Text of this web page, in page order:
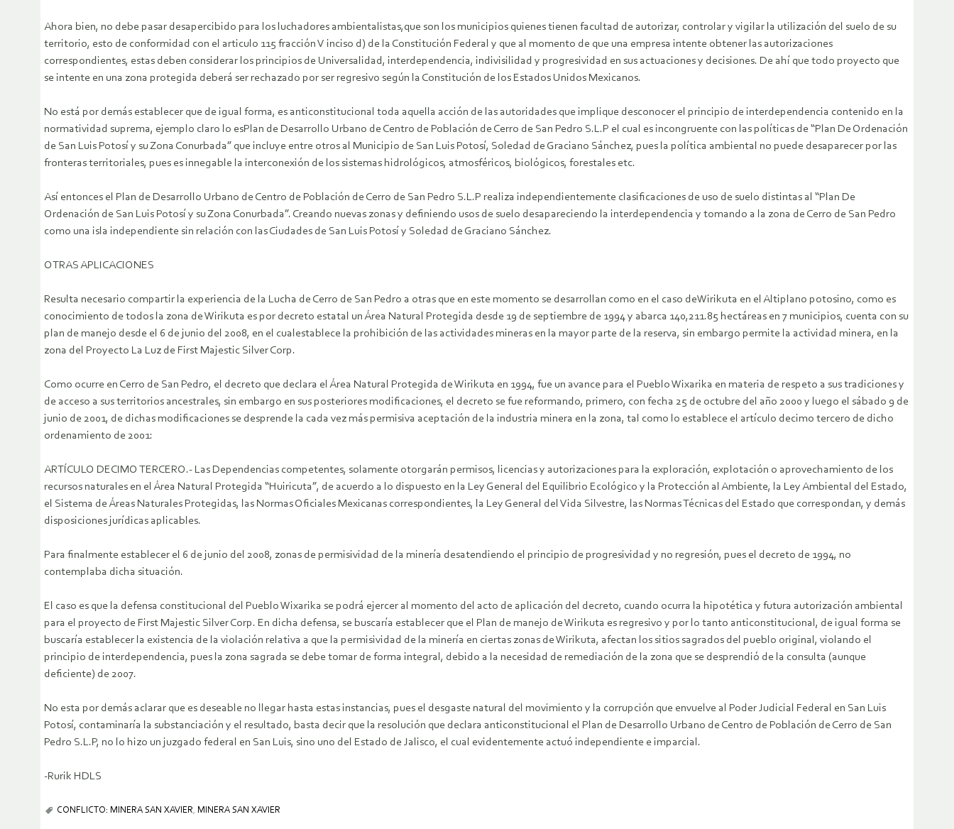
Ahora bien, no debe pasar desapercibido para los luchadores ambientalistas,que son los municipios quienes tienen facultad de autorizar, controlar y vigilar la utilización del suelo de su
territorio, esto de conformidad con el articulo 115 fracción V inciso d) de la Constitución Federal y que al momento de que una empresa intente obtener las autorizaciones
correspondientes, estas deben considerar los principios de Universalidad, interdependencia, indivisilidad y progresividad en sus actuaciones y decisiones. De ahí que todo proyecto que
se intente en una zona protegida deberá ser rechazado por ser regresivo según la Constitución de los Estados Unidos Mexicanos.
No está por demás establecer que de igual forma, es anticonstitucional toda aquella acción de las autoridades que implique desconocer el principio de interdependencia contenido en la
normatividad suprema, ejemplo claro lo esPlan de Desarrollo Urbano de Centro de Población de Cerro de San Pedro S.L.P el cual es incongruente con las políticas de “Plan De Ordenación
de San Luis Potosí y su Zona Conurbada” que incluye entre otros al Municipio de San Luis Potosí, Soledad de Graciano Sánchez, pues la política ambiental no puede desaparecer por las
fronteras territoriales, pues es innegable la interconexión de los sistemas hidrológicos, atmosféricos, biológicos, forestales etc.
Así entonces el Plan de Desarrollo Urbano de Centro de Población de Cerro de San Pedro S.L.P realiza independientemente clasificaciones de uso de suelo distintas al “Plan De
Ordenación de San Luis Potosí y su Zona Conurbada”. Creando nuevas zonas y definiendo usos de suelo desapareciendo la interdependencia y tomando a la zona de Cerro de San Pedro
como una isla independiente sin relación con las Ciudades de San Luis Potosí y Soledad de Graciano Sánchez.
OTRAS APLICACIONES
Resulta necesario compartir la experiencia de la Lucha de Cerro de San Pedro a otras que en este momento se desarrollan como en el caso deWirikuta en el Altiplano potosino, como es
conocimiento de todos la zona de Wirikuta es por decreto estatal un Área Natural Protegida desde 19 de septiembre de 1994 y abarca 140,211.85 hectáreas en 7 municipios, cuenta con su
plan de manejo desde el 6 de junio del 2008, en el cualestablece la prohibición de las actividades mineras en la mayor parte de la reserva, sin embargo permite la actividad minera, en la
zona del Proyecto La Luz de First Majestic Silver Corp.
Como ocurre en Cerro de San Pedro, el decreto que declara el Área Natural Protegida de Wirikuta en 1994, fue un avance para el Pueblo Wixarika en materia de respeto a sus tradiciones y
de acceso a sus territorios ancestrales, sin embargo en sus posteriores modificaciones, el decreto se fue reformando, primero, con fecha 25 de octubre del año 2000 y luego el sábado 9 de
junio de 2001, de dichas modificaciones se desprende la cada vez más permisiva aceptación de la industria minera en la zona, tal como lo establece el artículo decimo tercero de dicho
ordenamiento de 2001:
ARTÍCULO DECIMO TERCERO.- Las Dependencias competentes, solamente otorgarán permisos, licencias y autorizaciones para la exploración, explotación o aprovechamiento de los
recursos naturales en el Área Natural Protegida “Huiricuta”, de acuerdo a lo dispuesto en la Ley General del Equilibrio Ecológico y la Protección al Ambiente, la Ley Ambiental del Estado,
el Sistema de Áreas Naturales Protegidas, las Normas Oficiales Mexicanas correspondientes, la Ley General del Vida Silvestre, las Normas Técnicas del Estado que correspondan, y demás
disposiciones jurídicas aplicables.
Para finalmente establecer el 6 de junio del 2008, zonas de permisividad de la minería desatendiendo el principio de progresividad y no regresión, pues el decreto de 1994, no
contemplaba dicha situación.
El caso es que la defensa constitucional del Pueblo Wixarika se podrá ejercer al momento del acto de aplicación del decreto, cuando ocurra la hipotética y futura autorización ambiental
para el proyecto de First Majestic Silver Corp. En dicha defensa, se buscaría establecer que el Plan de manejo de Wirikuta es regresivo y por lo tanto anticonstitucional, de igual forma se
buscaría establecer la existencia de la violación relativa a que la permisividad de la minería en ciertas zonas de Wirikuta, afectan los sitios sagrados del pueblo original, violando el
principio de interdependencia, pues la zona sagrada se debe tomar de forma integral, debido a la necesidad de remediación de la zona que se desprendió de la consulta (aunque
deficiente) de 2007.
No esta por demás aclarar que es deseable no llegar hasta estas instancias, pues el desgaste natural del movimiento y la corrupción que envuelve al Poder Judicial Federal en San Luis
Potosí, contaminaría la substanciación y el resultado, basta decir que la resolución que declara anticonstitucional el Plan de Desarrollo Urbano de Centro de Población de Cerro de San
Pedro S.L.P, no lo hizo un juzgado federal en San Luis, sino uno del Estado de Jalisco, el cual evidentemente actuó independiente e imparcial.
-Rurik HDLS
CONFLICTO: MINERA SAN XAVIER, MINERA SAN XAVIER